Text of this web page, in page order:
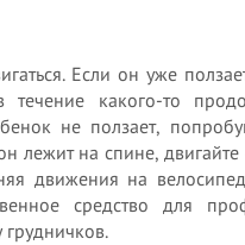
Если он уже
какого-то
не ползает,
лежит на спине,
движения на
средство для